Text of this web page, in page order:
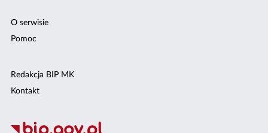
O serwisie
Pomoc
Redakcja BIP MK
Kontakt